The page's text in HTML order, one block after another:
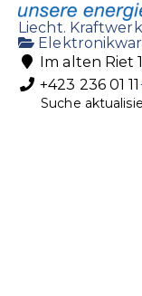
Liecht.
Im alten Riet
+423 236 01 11
+423 236 01
Suche